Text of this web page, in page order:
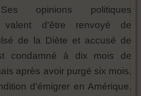
opinions politiques
valent d'être renvoyé de
de la Diète et accusé de
condamné à dix mois de
après avoir purgé six mois,
d'émigrer en Amérique.